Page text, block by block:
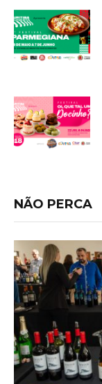
NÃO PERCA